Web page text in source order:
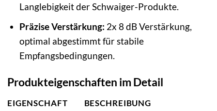
Langlebigkeit der Schwaiger-Produkte.
Präzise Verstärkung: 2x 8 dB Verstärkung,
optimal abgestimmt für stabile
Empfangsbedingungen.
Produkteigenschaften im Detail
EIGENSCHAFT
BESCHREIBUNG